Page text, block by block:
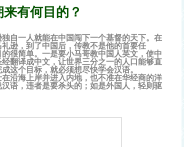
有何目的？
自一人就能在中国闯下一个基督的天下。在
逊，到了中国后，传教不是他的首要任
很简单。一是要小马哥教中国人英文，使中
翻译成中文，让世界三分之一的人口能够直
这个目标，就必须想尽快学会汉语。
沿海上岸并进入内地，也不准在华经商的洋
语，违者是要杀头的；如是外国人，轻则驱